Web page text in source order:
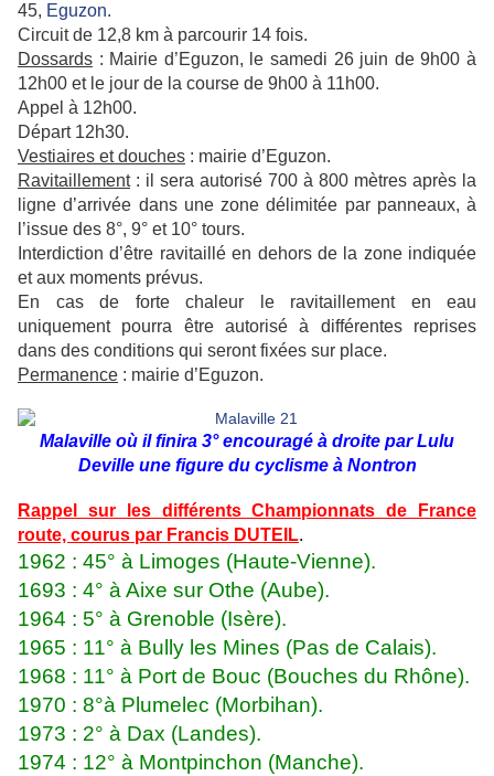
45, Eguzon.
Circuit de 12,8 km à parcourir 14 fois.
Dossards : Mairie d’Eguzon, le samedi 26 juin de 9h00 à
12h00 et le jour de la course de 9h00 à 11h00.
Appel à 12h00.
Départ 12h30.
Vestiaires et douches : mairie d’Eguzon.
Ravitaillement: il sera autorisé 700 à 800 mètres après la
ligne d’arrivée dans une zone délimitée par panneaux, à
l’issue des 8°, 9° et 10° tours.
Interdiction d’être ravitaillé en dehors de la zone indiquée
et aux moments prévus.
En cas de forte chaleur le ravitaillement en eau
uniquement pourra être autorisé à différentes reprises
dans des conditions qui seront fixées sur place.
Permanence : mairie d’Eguzon.
Malaville où il finira 3° encouragé à droite par Lulu
Deville une figure du cyclisme à Nontron
Rappel sur les différents Championnats de France
route, courus par Francis DUTEIL.
1962 : 45° à Limoges (Haute-Vienne).
1693 : 4° à Aixe sur Othe (Aube).
1964 : 5° à Grenoble (Isère).
1965 : 11° à Bully les Mines (Pas de Calais).
1968 : 11° à Port de Bouc (Bouches du Rhône).
1970 : 8°à Plumelec (Morbihan).
1973 : 2° à Dax (Landes).
1974 : 12° à Montpinchon (Manche).